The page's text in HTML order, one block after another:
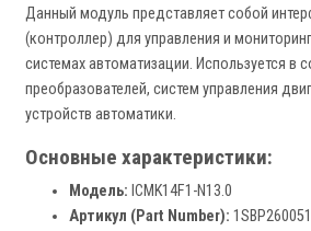
Данный модуль представляет собой
(контроллер) для управления и
системах автоматизации. Используется в
преобразователей, систем управления
устройств автоматики.
Основные характеристики:
Модель: ICMK14F1-N13.0
Артикул (Part Number):